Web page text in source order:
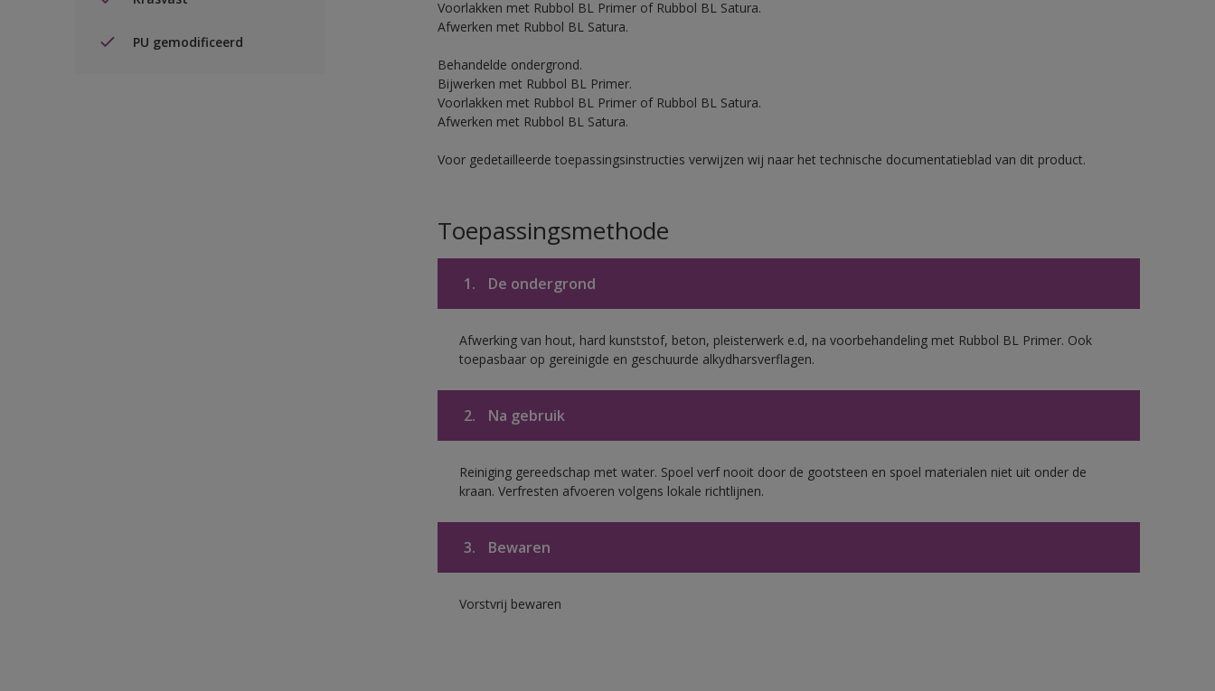
PU gemodificeerd
Voorlakken met Rubbol BL Primer of Rubbol BL Satura.
Afwerken met Rubbol BL Satura.
Behandelde ondergrond.
Bijwerken met Rubbol BL Primer.
Voorlakken met Rubbol BL Primer of Rubbol BL Satura.
Afwerken met Rubbol BL Satura.
Voor gedetailleerde toepassingsinstructies verwijzen wij naar het technische documentatieblad van dit product.
Toepassingsmethode
1. De ondergrond
Afwerking van hout, hard kunststof, beton, pleisterwerk e.d, na voorbehandeling met Rubbol BL Primer. Ook
toepasbaar op gereinigde en geschuurde alkydharsverflagen.
2. Na gebruik
Reiniging gereedschap met water. Spoel verf nooit door de gootsteen en spoel materialen niet uit onder de
kraan. Verfresten afvoeren volgens lokale richtlijnen.
3. Bewaren
Vorstvrij bewaren